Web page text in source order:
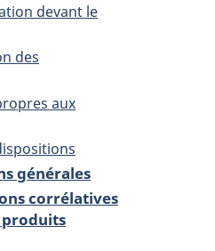
devant le
des
aux
générales
corrélatives
produits